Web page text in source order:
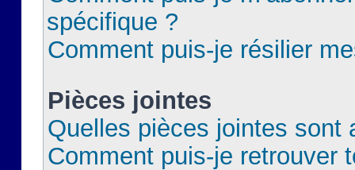
spécifique ?
Comment puis-je résilier
Pièces jointes
Quelles pièces jointes sont
Comment puis-je retrouver